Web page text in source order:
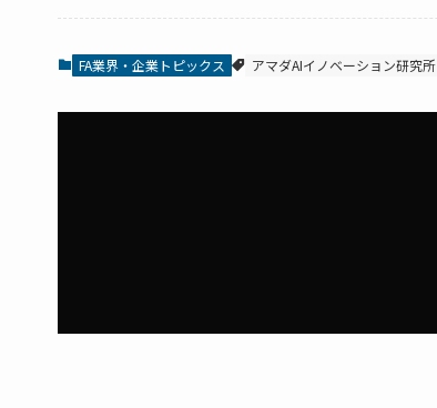
FA業界・企業トピックス アマダAIイノベーション研究所